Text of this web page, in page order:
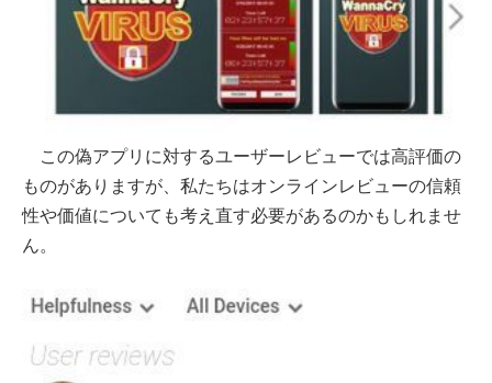
この偽アプリに対するユーザーレビューでは高評価の
ものがありますが、私たちはオンラインレビューの信頼
性や価値についても考え直す必要があるのかもしれませ
ん。